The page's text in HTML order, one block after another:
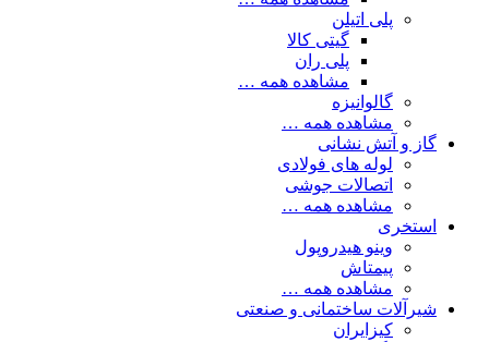
پلی اتیلن
گیتی کالا
پلی ران
مشاهده همه …
گالوانیزه
مشاهده همه …
گاز و آتش نشانی
لوله های فولادی
اتصالات جوشی
مشاهده همه …
استخری
وینو هیدروپول
پیمتاش
مشاهده همه …
شیرآلات ساختمانی و صنعتی
کیزایران